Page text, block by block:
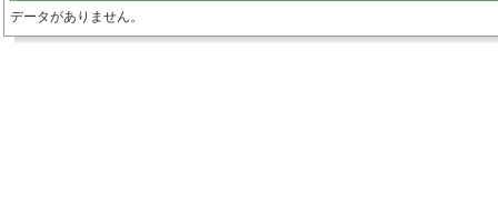
データがありません。